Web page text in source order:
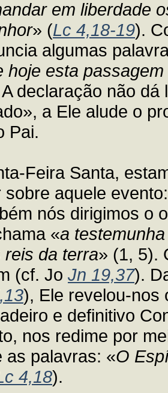
em liberdade
» (Lc 4,18-19).
algumas
hoje esta
declaração não
a Ele alude o
Pai.
Feira Santa,
sobre aquele
nós dirigimos o
«a
da terra» (1, 5).
(cf. Jo Jn 19,37).
), Ele revelou-nos
e definitivo
nos redime por
as palavras: «O
4,18).